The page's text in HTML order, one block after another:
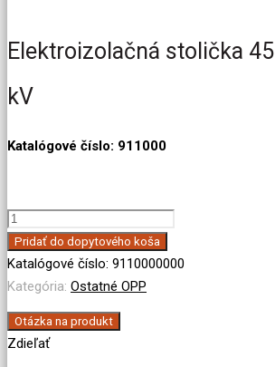
Elektroizolačná stolička 45
kV
Katalógové číslo: 911000
množstvo
Elektroizolačná
stolička
45
kV
Pridať do dopytového koša
Katalógové číslo: 9110000000
Kategória: Ostatné OPP
Otázka na produkt
Zdieľať